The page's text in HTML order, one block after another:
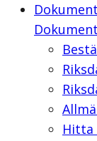
Hitta